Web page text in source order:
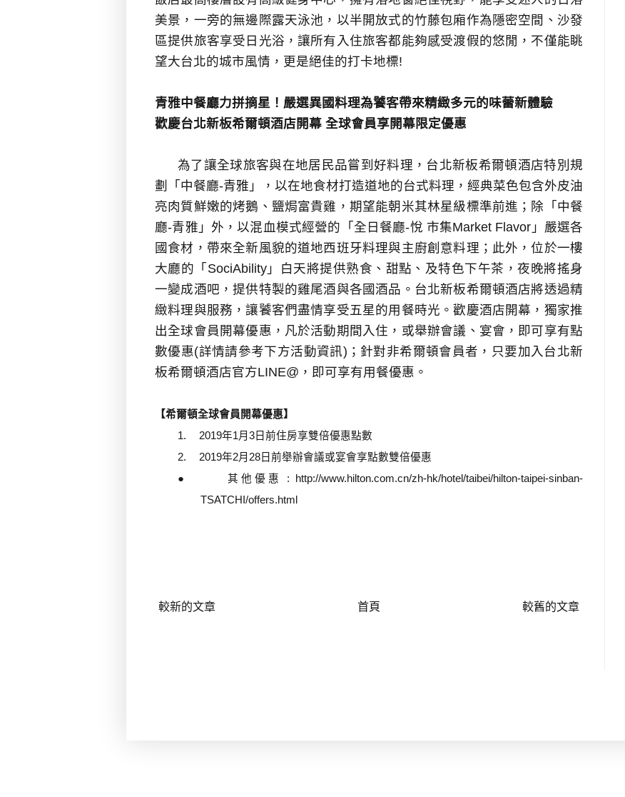
美景，一旁的無邊際露天泳池，以半開放式的竹藤包廂作為隱密空間、沙發
區提供旅客享受日光浴，讓所有入住旅客都能夠感受渡假的悠閒，不僅能眺
望大台北的城市風情，更是絕佳的打卡地標!
青雅中餐廳力拼摘星 ！嚴選異國料理為饕客帶來精緻多元的味蕾新體驗
歡慶台北新板希爾頓酒店開幕 全球會員享開幕限定優惠
為了讓全球旅客與在地居民品嘗到好料理，台北新板希爾頓酒店特別規
劃「中餐廳-青雅」，以在地食材打造道地的台式料理，經典菜色包含外皮油
亮肉質鮮嫩的烤鵝、鹽焗富貴雞，期望能朝米其林星級標準前進； 除 「中餐
廳-青雅」 外，以混血模式經營的「全日餐廳-悅 市集Market Flavor 」嚴選各
國食材，帶來全新風貌的道地西班牙料理與主廚創意料理；此外，位於一樓
大廳的 「SociAbility」白天將提供熟食、甜點、及特色下午茶，夜晚將搖身
一變成酒吧，提供特製的雞尾酒與各國酒品。 台北新板希爾頓酒店將透過精
緻料理與服務，讓饕客們盡情享受五星的用餐時光。歡慶酒店開幕，獨家推
出全球會員開幕優惠，凡於活動期間入住，或舉辦會議、宴會，即可享有點
數優惠(詳情請參考下方活動資訊) ；針對非希爾頓會員者，只要加入台北新
板希爾頓酒店官方LINE@ ，即可享有用餐優惠。
【希爾頓全球會員開幕優惠】
1.
2019年1月 3日前住房享雙倍優惠點數
2.
2019年2月 28日前舉辦會議或宴會享點數雙倍優惠
●
其他優惠 :
http://www.hilton.com.cn/zh-hk/hotel/taibei/hilton-taipei-sinban-
TSATCHI/offers.html
較新的文章 較舊的文章
首頁